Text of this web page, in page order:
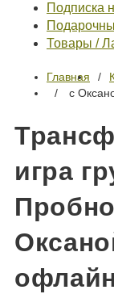
Подписка
Товары /
Главная
с
игра
офлайн